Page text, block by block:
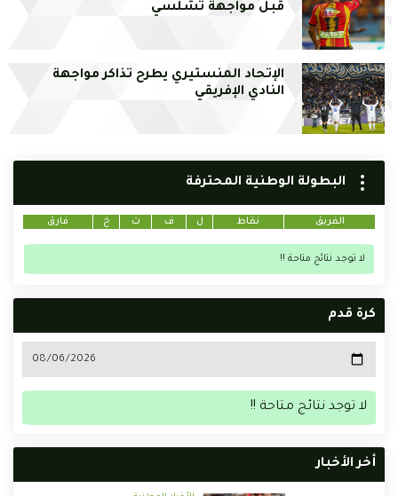
قبل مواجهة تشلسي
الإتحاد المنستيري يطرح تذاكر مواجهة
النادي الإفريقي
البطولة الوطنية المحترفة
الفريق نقاط ل ف ت خ فارق
لا توجد نتائج متاحة !!
كرة قدم
لا توجد نتائج متاحة !!
أخر الأخبار